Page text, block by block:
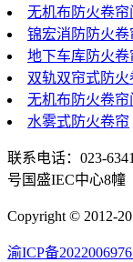
无机布防火卷帘
锦宏消防防火卷
地下车库防火卷
双轨双帘式防火
无机布防火卷
水雾式防火卷帘
联系电话：023-
号国盛IEC中心8幢
Copyright © 2012-
渝ICP备